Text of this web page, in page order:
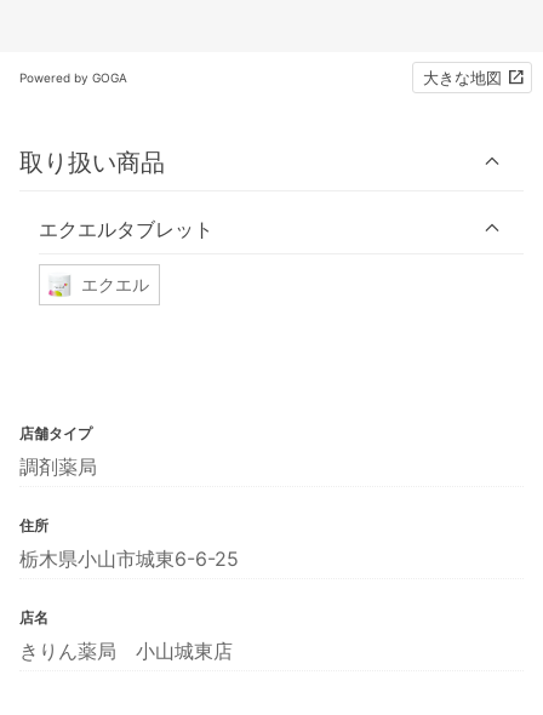
Powered by GOGA 大きな地図
取り扱い商品
エクエルタブレット
エクエル
店舗タイプ
調剤薬局
住所
栃木県小山市城東6-6-25
店名
きりん薬局 小山城東店